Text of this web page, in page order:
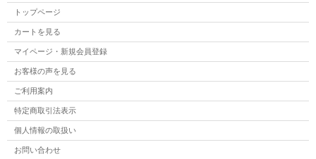
トップページ
カートを見る
マイページ・新規会員登録
お客様の声を見る
ご利用案内
特定商取引法表示
個人情報の取扱い
お問い合わせ